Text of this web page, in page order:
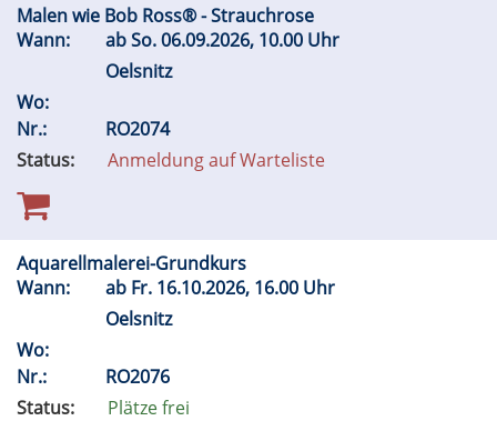
Malen wie Bob Ross® - Strauchrose
Wann:
abSo.06.09.2026, 10.00 Uhr
Oelsnitz
Wo:
Nr.:
RO2074
Status:
Anmeldung auf Warteliste
Aquarellmalerei-Grundkurs
Wann:
ab Fr. 16.10.2026, 16.00 Uhr
Oelsnitz
Wo:
Nr.:
RO2076
Status:
Plätze frei